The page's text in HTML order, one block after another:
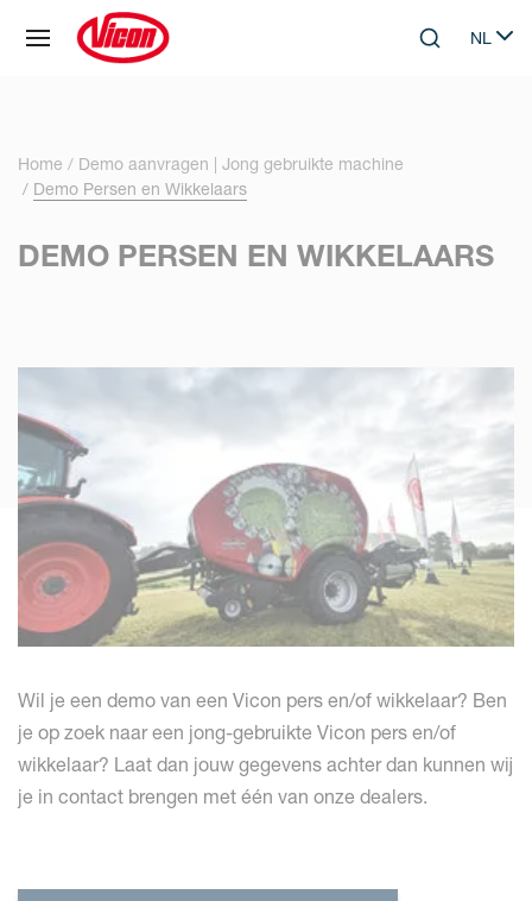
Skip to main contentSearchNL
Select
Home
Demo aanvragen | Jong gebruikte machine
Demo Persen en Wikkelaars
DEMO PERSEN EN WIKKELAARS
Wil je een demo van een Vicon pers en/of wikkelaar? Ben
je op zoek naar een jong-gebruikte Vicon pers en/of
wikkelaar? Laat dan jouw gegevens achter dan kunnen wij
je in contact brengen met één van onze dealers.
Cookies beheer paneel